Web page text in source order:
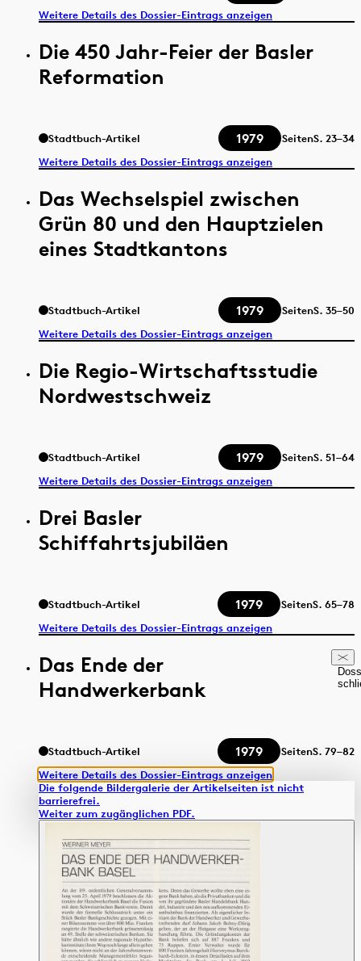
Weitere Details des Dossier-Eintrags anzeigen
Die 450 Jahr-Feier der Basler
Reformation
Stadtbuch-Artikel 1979 SeitenS. 23–34
Weitere Details des Dossier-Eintrags anzeigen
Das Wechselspiel zwischen
Grün 80 und den Hauptzielen
eines Stadtkantons
Stadtbuch-Artikel 1979 SeitenS. 35–50
Weitere Details des Dossier-Eintrags anzeigen
Die Regio-Wirtschaftsstudie
Nordwestschweiz
Stadtbuch-Artikel 1979 SeitenS. 51–64
Weitere Details des Dossier-Eintrags anzeigen
Drei Basler
Schiffahrtsjubiläen
Stadtbuch-Artikel 1979 SeitenS. 65–78
Weitere Details des Dossier-Eintrags anzeigen
Das Ende der
Handwerkerbank
Stadtbuch-Artikel 1979 SeitenS. 79–82
Weitere Details des Dossier-Eintrags anzeigen
Die folgende Bildergalerie der Artikelseiten ist nicht
barrierefrei.
Weiter zum zugänglichen PDF.